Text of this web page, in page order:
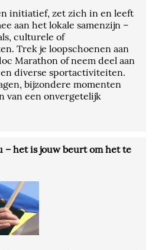
initiatief, zet zich in en leeft
aan het lokale samenzijn –
culturele of
Trek je loopschoenen aan
Marathon of neem deel aan
en diverse sportactiviteiten.
bijzondere momenten
van een onvergetelijk
– het is jouw beurt om het te